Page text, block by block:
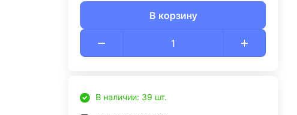
В корзину
В наличии: 39 шт.